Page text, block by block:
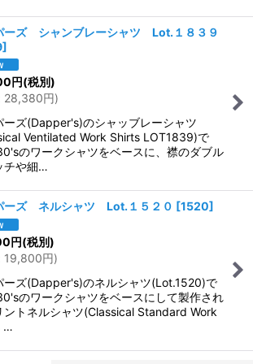
ーズ シャンブレーシャツ Lot.１８３９
]
円(税別)
28,380円)
ーズ(Dapper's)のシャッブレーシャツ
Ventilated Work Shirts LOT1839)で
のワークシャツをベースに、襟のダブル
チや細…
ーズ ネルシャツ Lot.１５２０ [1520]
円(税別)
19,800円)
ーズ(Dapper's)のネルシャツ(Lot.1520)で
のワークシャツをベースにして製作され
ントネルシャツ(Classical Standard Work
…